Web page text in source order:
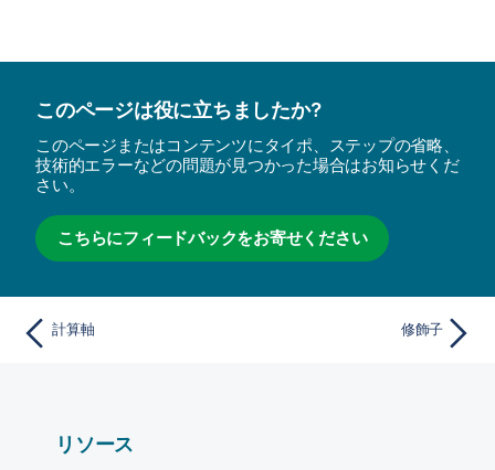
このページは役に立ちましたか?
このページまたはコンテンツにタイポ、ステップの省略、
技術的エラーなどの問題が見つかった場合はお知らせくだ
さい。
こちらにフィードバックをお寄せください
計算軸 修飾子
リソース